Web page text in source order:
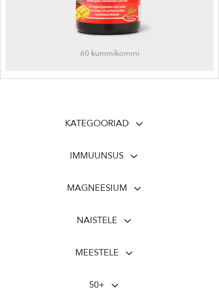
60 kummikommi
KATEGOORIAD
IMMUUNSUS
MAGNEESIUM
NAISTELE
MEESTELE
50+